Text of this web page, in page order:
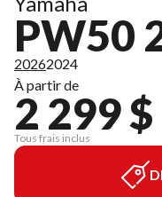
PW50
20262024
À partir de
2 299 $
Tous frais inclus